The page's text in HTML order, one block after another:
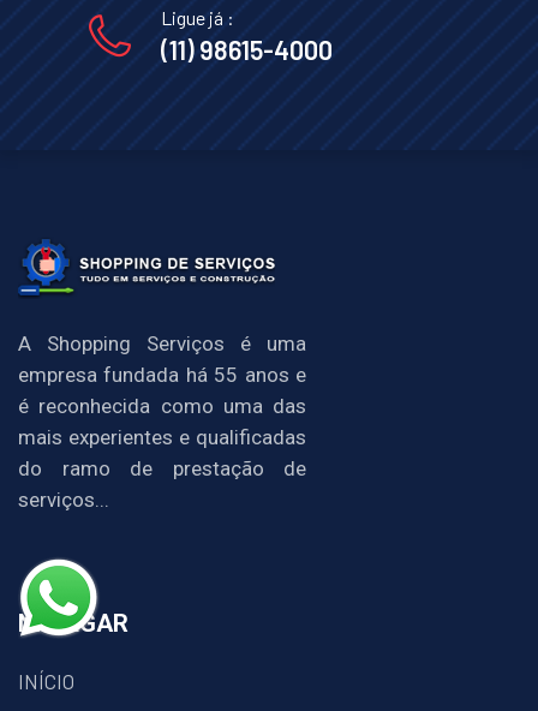
Ligue já :
(11) 98615-4000
A Shopping Serviços é uma
empresa fundada há 55 anos e
é reconhecida como uma das
mais experientes e qualificadas
do ramo de prestação de
serviços...
NAVEGAR
INÍCIO